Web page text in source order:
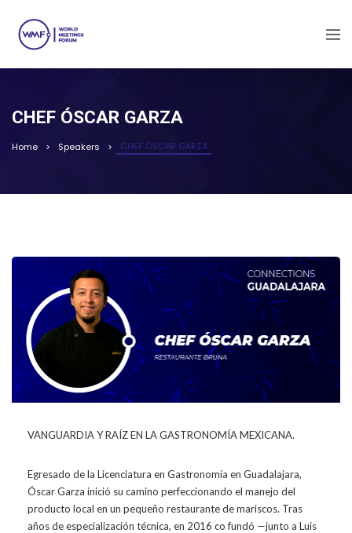
CHEF ÓSCAR GARZA
Home Speakers CHEF ÓSCAR GARZA
VANGUARDIA Y RAÍZ EN LA GASTRONOMÍA MEXICANA.
Egresado de la Licenciatura en Gastronomía en Guadalajara,
Óscar Garza inició su camino perfeccionando el manejo del
producto local en un pequeño restaurante de mariscos. Tras
años de especialización técnica, en 2016 co fundó —junto a Luis